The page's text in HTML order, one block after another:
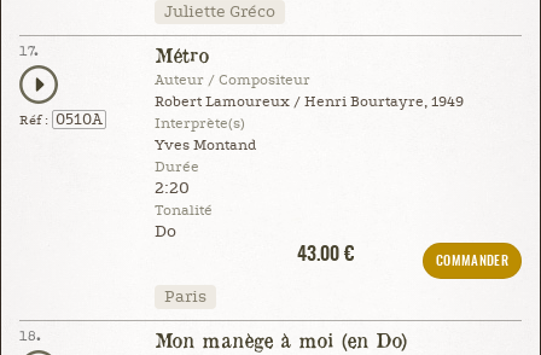
Juliette Gréco
17.
Réf : 0510A
Métro
Auteur / Compositeur
Robert Lamoureux / Henri Bourtayre, 1949
Interprète(s)
Yves Montand
Durée
2:20
Tonalité
Do
43.00 €
COMMANDER
Paris
18. Mon manège à moi (en Do)